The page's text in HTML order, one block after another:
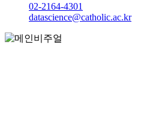
02-2164-4301
datascience@catholic.ac.kr